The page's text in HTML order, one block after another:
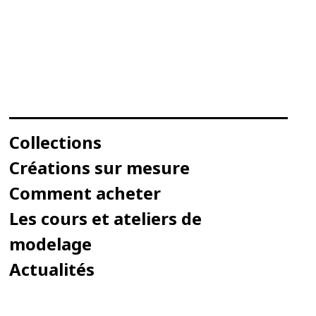
Collections
Créations sur mesure
Comment acheter
Les cours et ateliers de
modelage
Actualités